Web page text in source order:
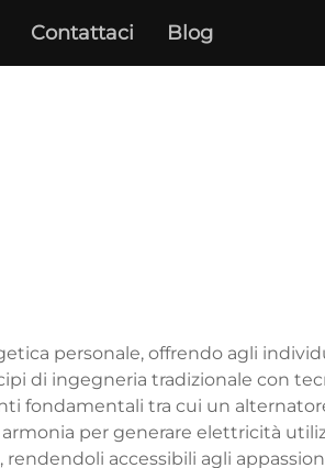
Contattaci Blog
personale, offrendo agli
di ingegneria tradizionale con
fondamentali tra cui un
per generare elettricità
accessibili agli